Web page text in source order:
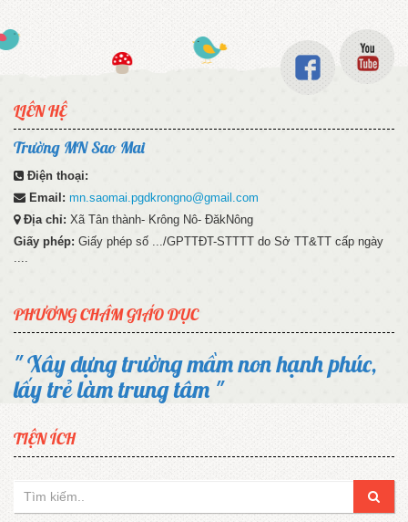
LIÊN HỆ
Trường MN Sao Mai
Điện thoại:
Email: mn.saomai.pgdkrongno@gmail.com
Địa chỉ: Xã Tân thành- Krông Nô- ĐăkNông
Giấy phép: Giấy phép số .../GPTTĐT-STTTT do Sở TT&TT cấp ngày
....
PHƯƠNG CHÂM GIÁO DỤC
" Xây dựng trường mầm non hạnh phúc,
lấy trẻ làm trung tâm "
TIỆN ÍCH